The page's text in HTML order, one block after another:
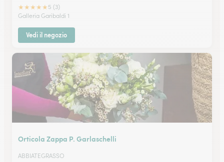
★★★★★ 5 (3)
Galleria Garibaldi 1
Vedi il negozio
Orticola Zappa P. Garlaschelli
ABBIATEGRASSO